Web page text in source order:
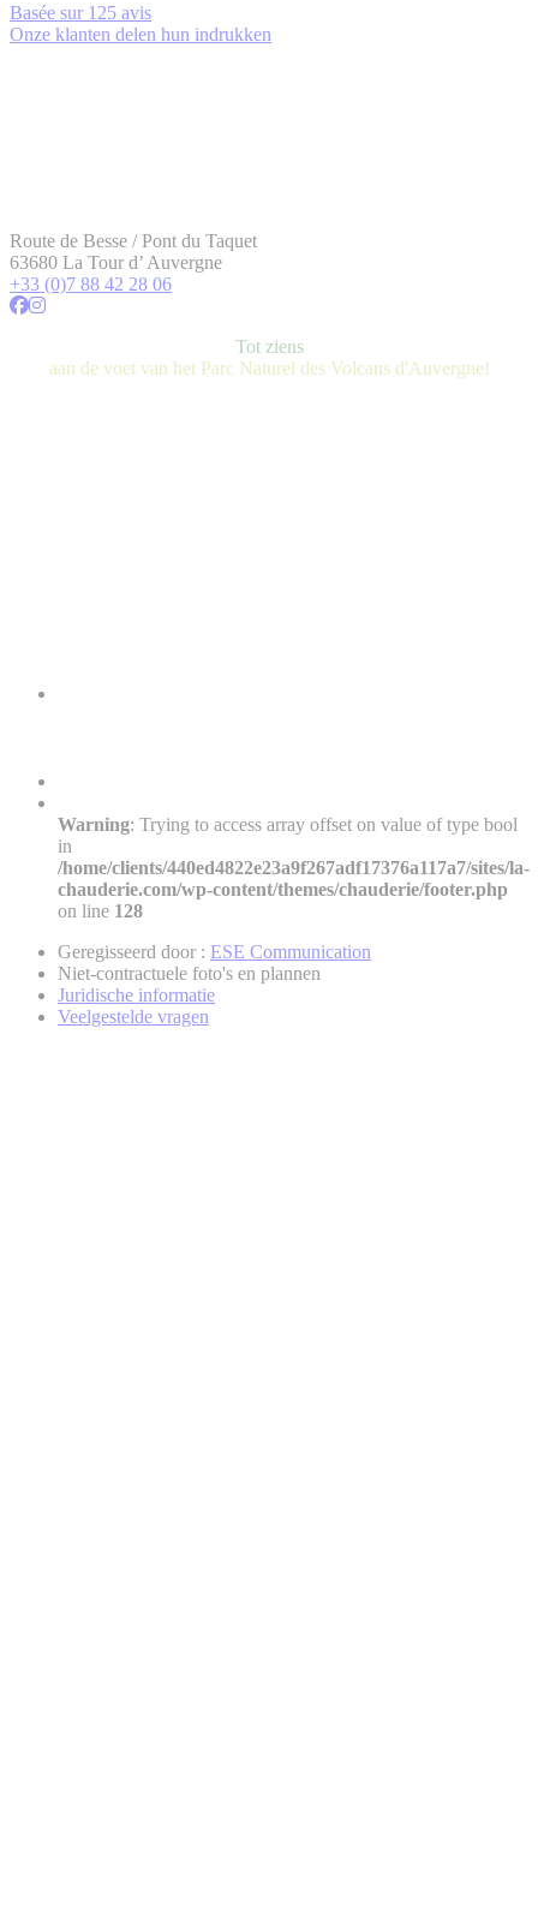
Basée sur 125 avis
Onze klanten delen hun indrukken
Route de Besse / Pont du Taquet
63680 La Tour d’ Auvergne
+33 (0)7 88 42 28 06
Tot ziens
aan de voet van het Parc Naturel des Volcans d'Auvergne!
Warning: Trying to access array offset on value of type bool
in
/home/clients/440ed4822e23a9f267adf17376a117a7/sites/la-
chauderie.com/wp-content/themes/chauderie/footer.php
on line 128
Geregisseerd door : ESE Communication
Niet-contractuele foto's en plannen
Juridische informatie
Veelgestelde vragen